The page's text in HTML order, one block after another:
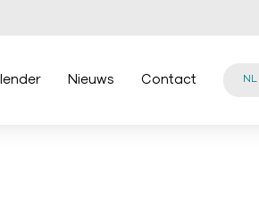
Nieuws Contact NL